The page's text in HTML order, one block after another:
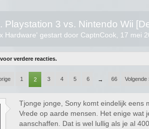
Playstation 3 vs. Nintendo Wii
Hardware' gestart door CaptnCook 17 mei
verdere reacties.
1 2 3 4 5 6 → 66 Volgende
Tjonge jonge, Sony komt eindelijk eens
Vrede op aarde mensen. Het enige wat
aanschaffen. Dat is wel lullig als je al